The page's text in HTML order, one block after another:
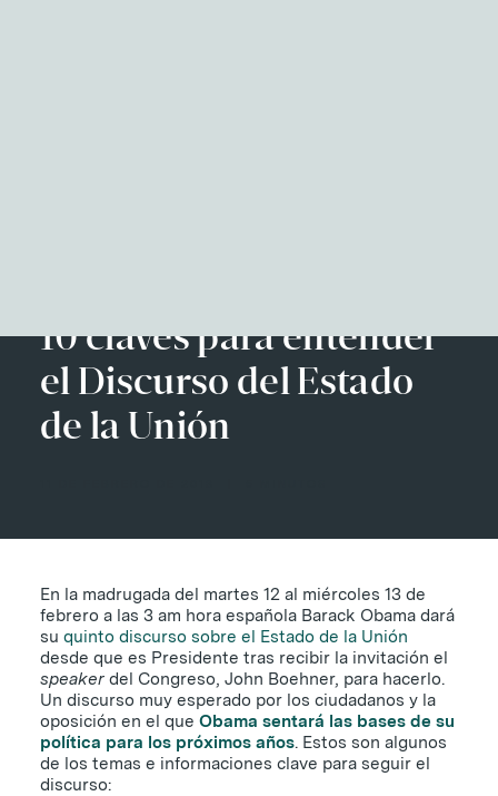
10 claves para entender
el Discurso del Estado
de la Unión
En la madrugada del martes 12 al miércoles 13 de
febrero a las 3 am hora española Barack Obama dará
su quinto discurso sobre el Estado de la Unión
desde que es Presidente tras recibir la invitación el
speaker del Congreso, John Boehner, para hacerlo.
Un discurso muy esperado por los ciudadanos y la
oposición en el que Obama sentará las bases de su
política para los próximos años. Estos son algunos
de los temas e informaciones clave para seguir el
discurso: